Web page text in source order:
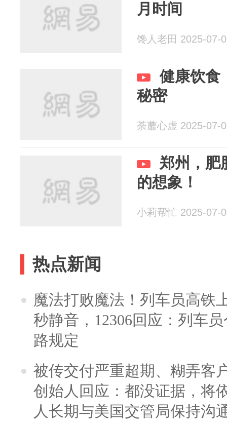
月时间
馋人老田 2025-07-
健康饮食
秘密
荼蘼心虚 2025-07-
郑州，肥
的想象！
小莉帮忙 2025-07-
热点新闻
魔法打败魔法！列车员高铁
秒静音，12306回应：列车
路规定
被传交付严重超期、糊弄客
创始人回应：都没证据，将
人长期与美国交管局保持沟